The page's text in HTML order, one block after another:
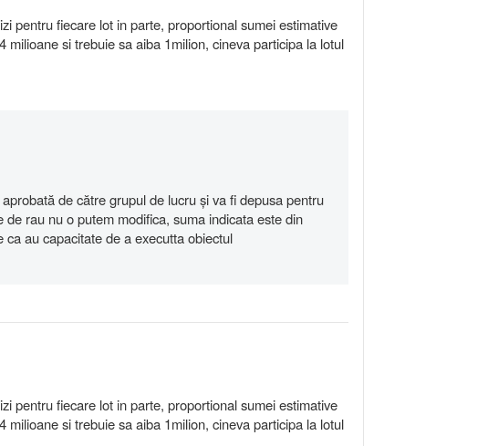
pentru fiecare lot in parte, proportional sumei estimative
si trebuie sa aiba 1milion, cineva participa la lotul
de către grupul de lucru și va fi depusa pentru
rau nu o putem modifica, suma indicata este din
au capacitate de a executta obiectul
pentru fiecare lot in parte, proportional sumei estimative
si trebuie sa aiba 1milion, cineva participa la lotul